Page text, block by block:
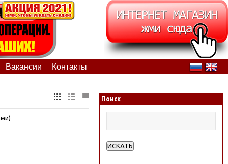
Вакансии Контакты
Поиск
ИСКАТЬ